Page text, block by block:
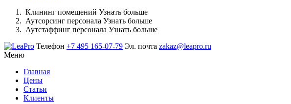
Клининг помещений Узнать больше
Аутсорсинг персонала Узнать больше
Аутстаффинг персонала Узнать больше
Телефон +7 495 165-07-79 Эл. почта zakaz@leapro.ru
Меню
Главная
Цены
Статьи
Клиенты